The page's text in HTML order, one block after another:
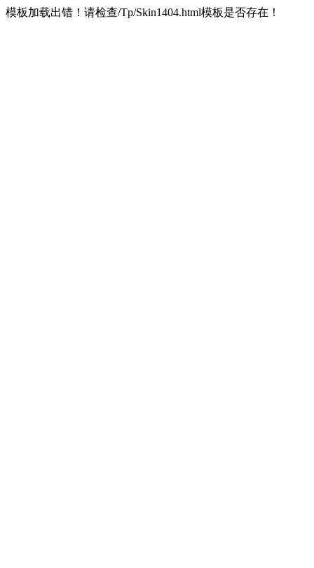
模板加载出错！请检查/Tp/Skin1404.html模板是否存在！